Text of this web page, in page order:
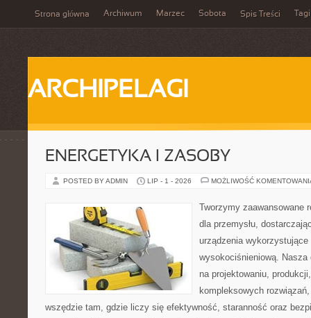
Strona główna Archiwum Marzec Sobota Spis Treści Tagi
ARCHIPELAGI
ENERGETYKA I ZASOBY
POSTED BY ADMIN LIP - 1 - 2026 MOŻLIWOŚĆ
Tworzymy zaawansowane
dla przemysłu,
urządzenia wykorzystujące
wysokociśnieniową. Nasza
na projektowaniu,
kompleksowych
wszędzie tam, gdzie liczy się efektywność, staranność oraz